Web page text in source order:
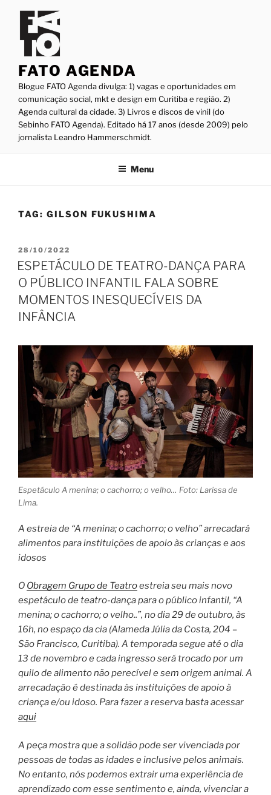
conteúdo
FATO AGENDA
Blogue FATO Agenda divulga: 1) vagas e oportunidades em
comunicação social, mkt e design em Curitiba e região. 2)
Agenda cultural da cidade. 3) Livros e discos de vinil (do
Sebinho FATO Agenda). Editado há 17 anos (desde 2009) pelo
jornalista Leandro Hammerschmidt.
Menu
TAG: GILSON FUKUSHIMA
PUBLICADO
EM
28/10/2022
ESPETÁCULO DE TEATRO-DANÇA PARA
O PÚBLICO INFANTIL FALA SOBRE
MOMENTOS INESQUECÍVEIS DA
INFÂNCIA
Espetáculo A menina; o cachorro; o velho… Foto: Larissa de
Lima.
A estreia de “A menina; o cachorro; o velho” arrecadará
alimentos para instituições de apoio às crianças e aos
idosos
O Obragem Grupo de Teatroestreia seu mais novo
espetáculo de teatro-dança para o público infantil, “A
menina; o cachorro; o velho..”, no dia 29 de outubro, às
16h, no espaço da cia (Alameda Júlia da Costa, 204 –
São Francisco, Curitiba). A temporada segue até o dia
13 de novembro e cada ingresso será trocado por um
quilo de alimento não perecível e sem origem animal. A
arrecadação é destinada às instituições de apoio à
criança e/ou idoso. Para fazer a reserva basta acessar
aqui
A peça mostra que a solidão pode ser vivenciada por
pessoas de todas as idades e inclusive pelos animais.
No entanto, nós podemos extrair uma experiência de
aprendizado com esse sentimento e, ainda, vivenciar a